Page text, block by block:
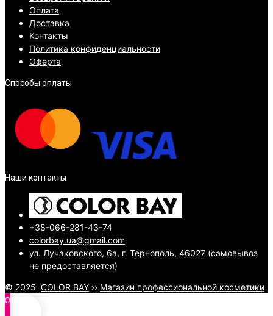
Оплата
Доставка
Контакты
Политика конфиденциальности
Оферта
Способы оплаты
Наши контакты
+38-066-281-43-74
colorbay.ua@gmail.com
ул. Лучаковского, 6а, г. Тернополь, 46027 (самовывоз
не предоставляется)
© 2025 COLOR BAY ›› Магазин профессиональной косметики
0